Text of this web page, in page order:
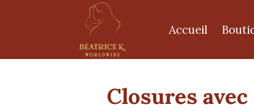
Accueil
Closures